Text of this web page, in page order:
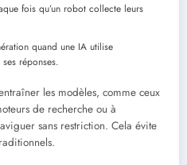
fois qu’un robot collecte leurs
quand une IA utilise
réponses.
les modèles, comme ceux
de recherche ou à
sans restriction. Cela évite